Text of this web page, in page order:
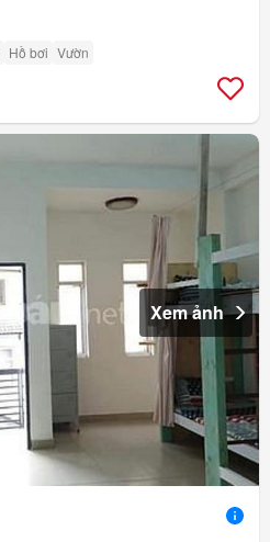
Hồ bơi Vườn
Xem ảnh